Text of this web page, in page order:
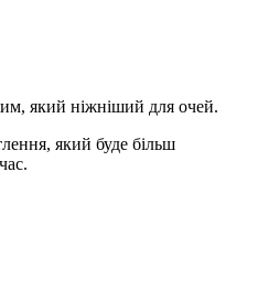
який ніжніший для очей.
який буде більш